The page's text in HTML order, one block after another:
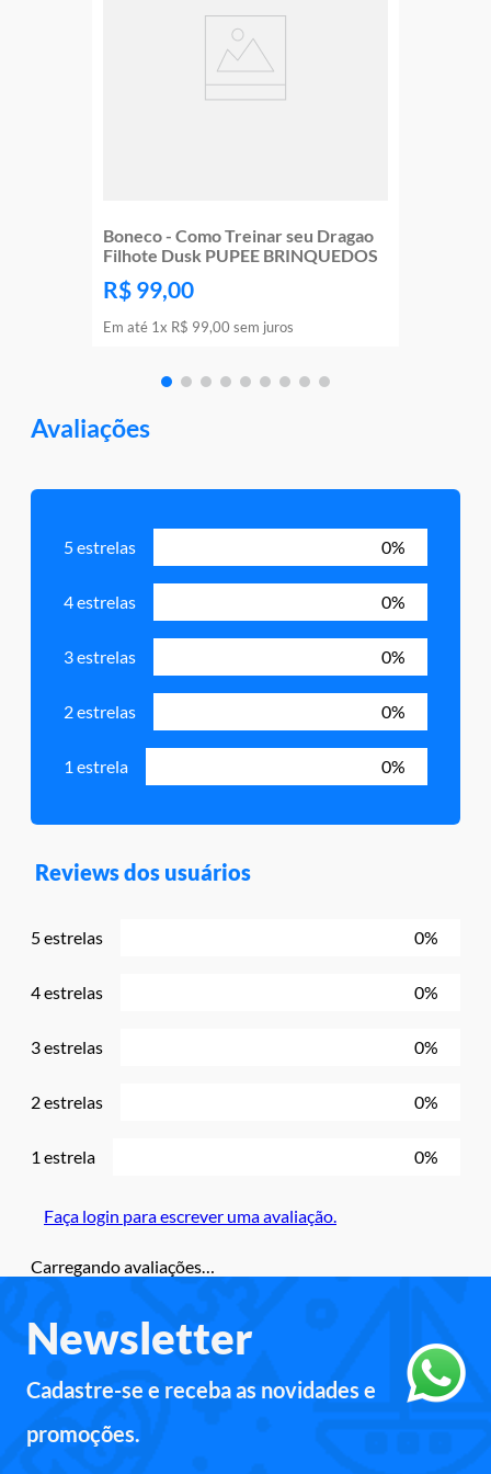
Boneco - Como Treinar seu Dragao
Filhote Dusk PUPEE BRINQUEDOS
R$ 99,00
Em até 1x R$ 99,00 sem juros
Avaliações
5 estrelas 0%
4 estrelas 0%
3 estrelas 0%
2 estrelas 0%
1 estrela 0%
Reviews dos usuários
5 estrelas 0%
4 estrelas 0%
3 estrelas 0%
2 estrelas 0%
1 estrela 0%
Faça login para escrever uma avaliação.
Carregando avaliações…
Newsletter
Cadastre-se e receba as novidades e
promoções.